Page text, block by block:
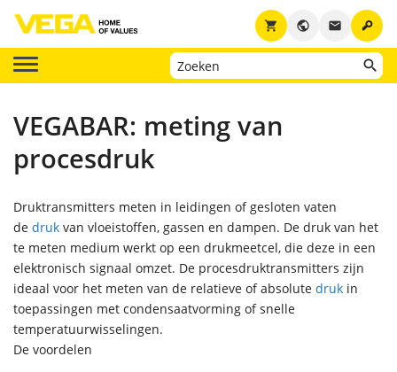
key
email
public
shopping_cart
VEGABAR: meting van
procesdruk
Druktransmitters meten in leidingen of gesloten vaten
de druk van vloeistoffen, gassen en dampen. De druk van het
te meten medium werkt op een drukmeetcel, die deze in een
elektronisch signaal omzet. De procesdruktransmitters zijn
ideaal voor het meten van de relatieve of absolute druk in
toepassingen met condensaatvorming of snelle
temperatuurwisselingen.
De voordelen